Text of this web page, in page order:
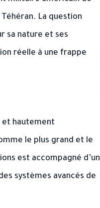
La question
sa nature et ses
réelle à une frappe
et hautement
le plus grand et le
est accompagné d’un
systèmes avancés de